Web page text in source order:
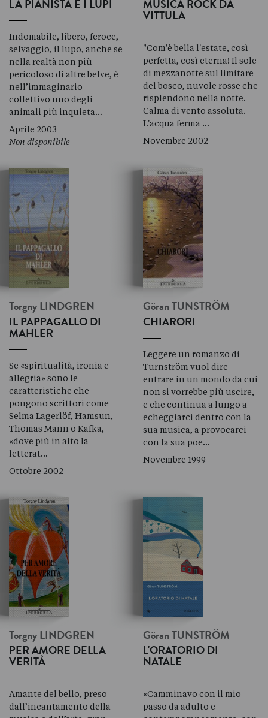
LA PIANISTA E I LUPI
Indomabile, libero, feroce,
selvaggio, il lupo, anche se
nella realtà non più
pericoloso di altre belve, è
nell’immaginario
collettivo uno degli
animali più inquieta…
Aprile 2003
Non disponibile
MUSICA ROCK DA
VITTULA
"Com'è bella l'estate, così
perfetta, così eterna! Il sole
di mezzanotte sul limitare
del bosco, nuvole rosse che
risplendono nella notte.
Calma di vento assoluta.
L'acqua ferma …
Novembre 2002
Torgny LINDGREN
IL PAPPAGALLO DI
MAHLER
Se «spiritualità, ironia e
allegria» sono le
caratteristiche che
pongono scrittori come
Selma Lagerlöf, Hamsun,
Thomas Mann o Kafka,
«dove più in alto la
letterat…
Ottobre 2002
Göran TUNSTRÖM
CHIARORI
Leggere un romanzo di
Turnström vuol dire
entrare in un mondo da cui
non si vorrebbe più uscire,
e che continua a lungo a
echeggiarci dentro con la
sua musica, a provocarci
con la sua poe…
Novembre 1999
Torgny LINDGREN
PER AMORE DELLA
VERITÀ
Amante del bello, preso
dall’incantamento della
Göran TUNSTRÖM
L'ORATORIO DI
NATALE
«Camminavo con il mio
passo da adulto e